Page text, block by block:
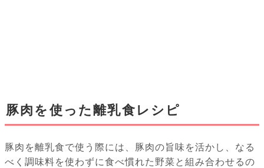
豚肉を使った離乳食レシピ
豚肉を離乳食で使う際には、豚肉の旨味を活かし、なる
べく調味料を使わずに食べ慣れた野菜と組み合わせるの